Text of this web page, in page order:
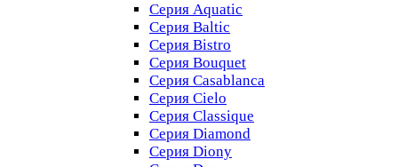
Серия Aquatic
Серия Baltic
Серия Bistro
Серия Bouquet
Серия Casablanсa
Серия Cielo
Серия Classique
Серия Diamond
Серия Diony